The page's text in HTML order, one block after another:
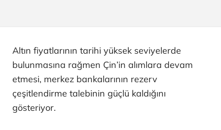
Altın fiyatlarının tarihi yüksek seviyelerde
bulunmasına rağmen Çin’in alımlara devam
etmesi, merkez bankalarının rezerv
çeşitlendirme talebinin güçlü kaldığını
gösteriyor.